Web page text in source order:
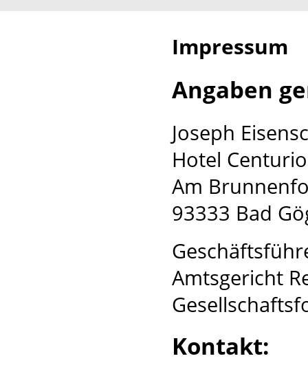
Impressum
Angaben
Joseph
Hotel Centurio
Am
93333 Bad
Amtsgericht
Kontakt: